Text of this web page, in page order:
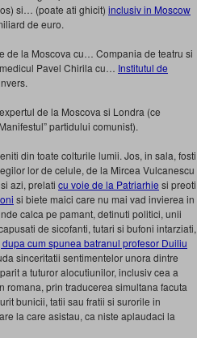
si… (poate ati ghicit) inclusiv in Moscow
de euro.
de la Moscova cu… Compania de teatru si
Pavel Chirila cu… Institutul de
de la Moscova si Londra (ce
partidului comunist).
din toate colturile lumii. Jos, in sala, fosti
lor de celule, de la Mircea Vulcanescu
azi, prelati cu voie de la Patriarhie si preoti
si biete maici care nu mai vad invierea in
calca pe pamant, detinuti politici, unii
de sicofanti, tutari si bufoni intarziati,
cum spunea batranul profesor Duiliu
sinceritatii sentimentelor unora dintre
a tuturor alocutiunilor, inclusiv cea a
prin traducerea simultana facuta
bunicii, tatii sau fratii si surorile in
la care asistau, ca niste aplaudaci la